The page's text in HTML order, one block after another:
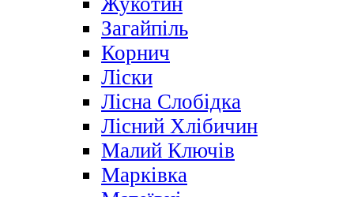
Загайпіль
Корнич
Ліски
Лісна Слобідка
Лісний Хлібичин
Малий Ключів
Марківка